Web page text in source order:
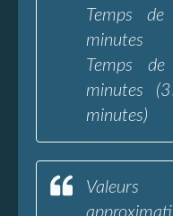
Temps
minutes
Temps
minutes
minutes)
Valeurs